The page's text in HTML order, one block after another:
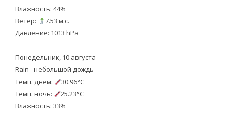
Влажность: 44%
Ветер:
7.53 м.с.
Давление: 1013 hPa
Понедельник, 10 августа
Rain - небольшой дождь
Темп. днём:
30.96°C
Темп. ночь:
25.23°C
Влажность: 33%